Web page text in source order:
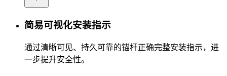
简易可视化安装指示
通过清晰可见、持久可靠的锚杆正确完整安装指示，进
一步提升安全性。